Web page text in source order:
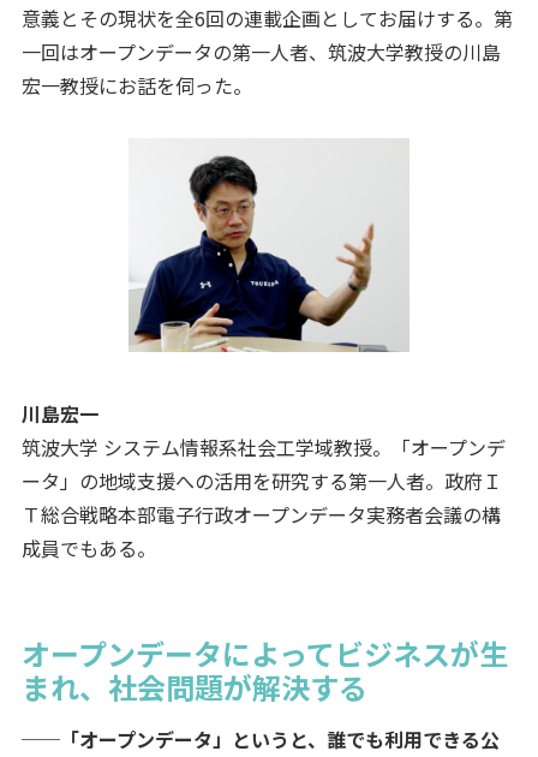
意義とその現状を全6回の連載企画としてお届けする。第
一回はオープンデータの第一人者、筑波大学教授の川島
宏一教授にお話を伺った。
川島宏一
筑波大学 システム情報系社会工学域教授。「オープンデ
ータ」の地域支援への活用を研究する第一人者。政府Ｉ
Ｔ総合戦略本部電子行政オープンデータ実務者会議の構
成員でもある。
オープンデータによってビジネスが生
まれ、社会問題が解決する
──「オープンデータ」というと、誰でも利用できる公